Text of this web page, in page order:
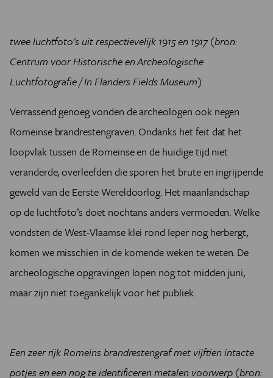
twee luchtfoto's uit respectievelijk 1915 en 1917 (bron:
Centrum voor Historische en Archeologische
Luchtfotografie / In Flanders Fields Museum)
Verrassend genoeg vonden de archeologen ook negen
Romeinse brandrestengraven. Ondanks het feit dat het
loopvlak tussen de Romeinse en de huidige tijd niet
veranderde, overleefden die sporen het brute en ingrijpende
geweld van de Eerste Wereldoorlog. Het maanlandschap
op de luchtfoto’s doet nochtans anders vermoeden. Welke
vondsten de West-Vlaamse klei rond Ieper nog herbergt,
komen we misschien in de komende weken te weten. De
archeologische opgravingen lopen nog tot midden juni,
maar zijn niet toegankelijk voor het publiek.
Een zeer rijk Romeins brandrestengraf met vijftien intacte
potjes en een nog te identificeren metalen voorwerp (bron: